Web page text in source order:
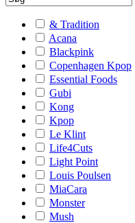
& Tradition
Acana
Blackpink
Copenhagen Kpop
Essential Foods
Gubi
Kong
Kpop
Le Klint
Life4Cuts
Light Point
Louis Poulsen
MiaCara
Monster
Mush